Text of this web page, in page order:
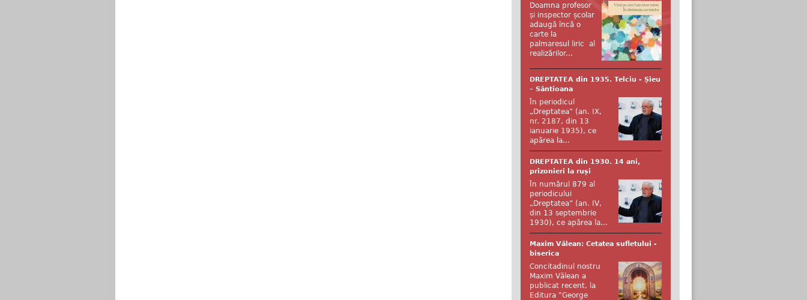
Doamna profesor
și inspector școlar
adaugă încă o
carte la
palmaresul liric al
realizărilor...
DREPTATEA din 1935. Telciu - Șieu
– Sântioana
În periodicul
„Dreptatea” (an. IX,
nr. 2187, din 13
ianuarie 1935), ce
apărea la...
DREPTATEA din 1930. 14 ani,
prizonieri la ruși
În numărul 879 al
periodicului
„Dreptatea” (an. IV,
din 13 septembrie
1930), ce apărea la...
Maxim Vălean: Cetatea sufletului -
biserica
Concitadinul nostru
Maxim Vălean a
publicat recent, la
Editura "George